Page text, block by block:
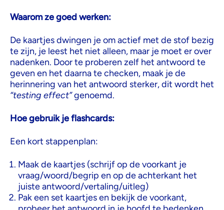
Waarom ze goed werken:
De kaartjes dwingen je om actief met de stof bezig
te zijn, je leest het niet alleen, maar je moet er over
nadenken. Door te proberen zelf het antwoord te
geven en het daarna te checken, maak je de
herinnering van het antwoord sterker, dit wordt het
“testing effect”genoemd.
Hoe gebruik je flashcards:
Een kort stappenplan:
Maak de kaartjes (schrijf op de voorkant je
vraag/woord/begrip en op de achterkant het
juiste antwoord/vertaling/uitleg)
Pak een set kaartjes en bekijk de voorkant,